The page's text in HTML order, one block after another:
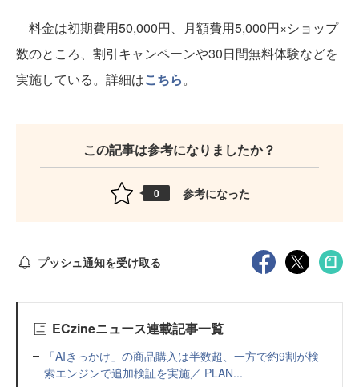
料金は初期費用50,000円、月額費用5,000円×ショップ
数のところ、割引キャンペーンや30日間無料体験などを
実施している。詳細はこちら。
この記事は参考になりましたか？
0 参考になった
プッシュ通知を受け取る
ECzineニュース連載記事一覧
「AIきっかけ」の商品購入は半数超、一方で約9割が検
索エンジンで追加検証を実施／ PLAN...